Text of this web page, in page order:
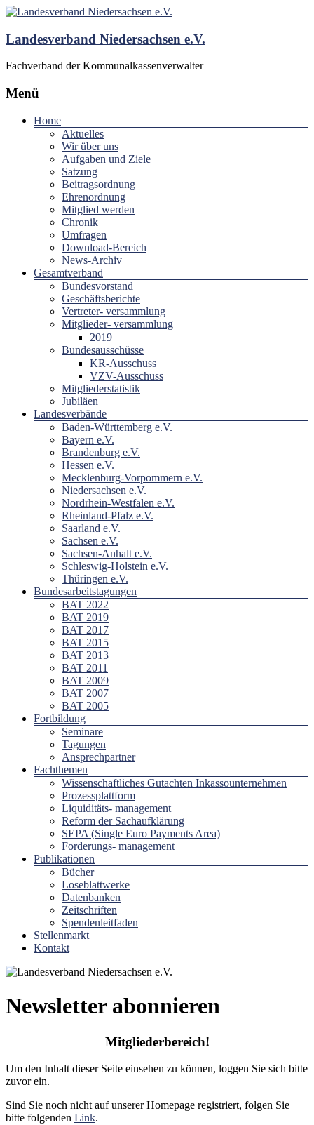
Landesverband Niedersachsen e.V.
Fachverband der Kommunalkassenverwalter
Menü
Home
Aktuelles
Wir über uns
Aufgaben und Ziele
Satzung
Beitragsordnung
Ehrenordnung
Mitglied werden
Chronik
Umfragen
Download-Bereich
News-Archiv
Gesamtverband
Bundesvorstand
Geschäftsberichte
Vertreter- versammlung
Mitglieder- versammlung
2019
Bundesausschüsse
KR-Ausschuss
VZV-Ausschuss
Mitgliederstatistik
Jubiläen
Landesverbände
Baden-Württemberg e.V.
Bayern e.V.
Brandenburg e.V.
Hessen e.V.
Mecklenburg-Vorpommern e.V.
Niedersachsen e.V.
Nordrhein-Westfalen e.V.
Rheinland-Pfalz e.V.
Saarland e.V.
Sachsen e.V.
Sachsen-Anhalt e.V.
Schleswig-Holstein e.V.
Thüringen e.V.
Bundesarbeitstagungen
BAT 2022
BAT 2019
BAT 2017
BAT 2015
BAT 2013
BAT 2011
BAT 2009
BAT 2007
BAT 2005
Fortbildung
Seminare
Tagungen
Ansprechpartner
Fachthemen
Wissenschaftliches Gutachten Inkassounternehmen
Prozessplattform
Liquiditäts- management
Reform der Sachaufklärung
SEPA (Single Euro Payments Area)
Forderungs- management
Publikationen
Bücher
Loseblattwerke
Datenbanken
Zeitschriften
Spendenleitfaden
Stellenmarkt
Kontakt
Newsletter abonnieren
Mitgliederbereich!
Um den Inhalt dieser Seite einsehen zu können, loggen Sie sich bitte
zuvor ein.
Sind Sie noch nicht auf unserer Homepage registriert, folgen Sie
bitte folgenden Link.